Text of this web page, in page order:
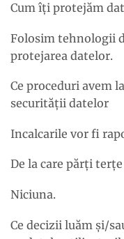
Cum îți protejăm
Folosim tehnologii
protejarea datelor.
Ce proceduri avem
securității datelor
Incalcarile vor fi
De la care părți
Niciuna.
Ce decizii luăm și/